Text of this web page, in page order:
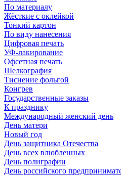
По материалу
Жёсткие с оклейкой
Тонкий картон
По виду нанесения
Цифровая печать
УФ-лакирование
Офсетная печать
Шелкография
Тиснение фольгой
Конгрев
Государственные заказы
К празднику
Международный женский день
День матери
Новый год
День защитника Отечества
День всех влюбленных
День полиграфии
День российского